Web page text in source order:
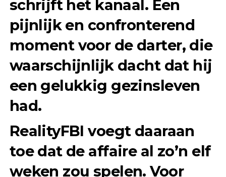
schrijft het kanaal. Een
pijnlijk en confronterend
moment voor de darter, die
waarschijnlijk dacht dat hij
een gelukkig gezinsleven
had.
RealityFBI voegt daaraan
toe dat de affaire al zo’n elf
weken zou spelen. Voor